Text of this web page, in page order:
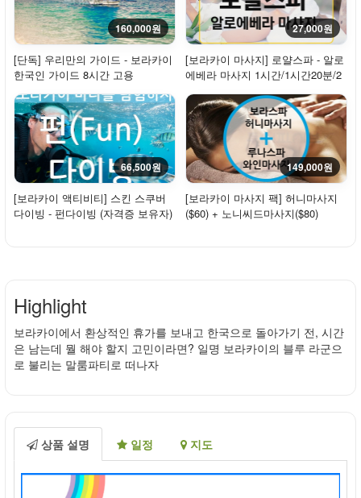
160,000원
[단독] 우리만의 가이드 - 보라카이
한국인 가이드 8시간 고용
27,000원
[보라카이 마사지] 로얄스파 - 알로
에베라 마사지 1시간/1시간20분/2
시간
66,500원
[보라카이 액티비티] 스킨 스쿠버
다이빙 - 펀다이빙 (자격증 보유자)
149,000원
[보라카이 마사지 팩] 허니마사지
($60) + 노니씨드마사지($80)
Highlight
보라카이에서 환상적인 휴가를 보내고 한국으로 돌아가기 전, 시간
은 남는데 뭘 해야 할지 고민이라면? 일명 보라카이의 블루 라군으
로 불리는 말룸파티로 떠나자
상품 설명 일정 지도